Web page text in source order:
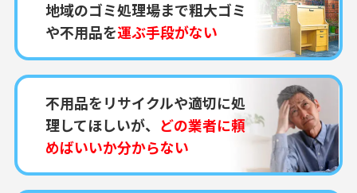
地域のゴミ処理場まで粗大ゴミ
や不用品を運ぶ手段がない
不用品をリサイクルや適切に処
理してほしいが、 どの業者に頼
めばいいか分からない